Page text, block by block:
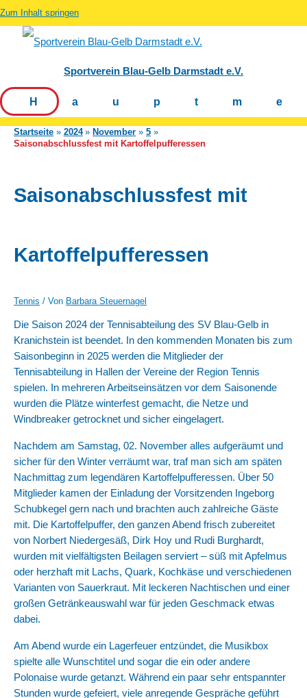
Zum Inhalt springen
Sportverein Blau-Gelb Darmstadt e.V.
Startseite 2024 November
5
Saisonabschlussfest mit Kartoffelpufferessen
Saisonabschlussfest mit
Kartoffelpufferessen
Tennis / Von Barbara Steuernagel
Die Saison 2024 der Tennisabteilung des SV Blau-Gelb in
Kranichstein ist beendet. In den kommenden Monaten bis zum
Saisonbeginn in 2025 werden die Mitglieder der
Tennisabteilung in Hallen der Vereine der Region Tennis
spielen. In mehreren Arbeitseinsätzen vor dem Saisonende
wurden die Plätze winterfest gemacht, die Netze und
Windbreaker getrocknet und sicher eingelagert.
Nachdem am Samstag, 02. November alles aufgeräumt und
sicher für den Winter verräumt war, traf man sich am späten
Nachmittag zum legendären Kartoffelpufferessen. Über 50
Mitglieder kamen der Einladung der Vorsitzenden Ingeborg
Schubkegel gern nach und brachten auch zahlreiche Gäste
mit. Die Kartoffelpuffer, den ganzen Abend frisch zubereitet
von Norbert Niedergesäß, Dirk Hoy und Rudi Burghardt,
wurden mit vielfältigsten Beilagen serviert – süß mit Apfelmus
oder herzhaft mit Lachs, Quark, Kochkäse und verschiedenen
Varianten von Sauerkraut. Mit leckeren Nachtischen und einer
großen Getränkeauswahl war für jeden Geschmack etwas
dabei.
Am Abend wurde ein Lagerfeuer entzündet, die Musikbox
spielte alle Wunschtitel und sogar die ein oder andere
Polonaise wurde getanzt. Während ein paar sehr entspannter
Stunden wurde gefeiert, viele anregende Gespräche geführt